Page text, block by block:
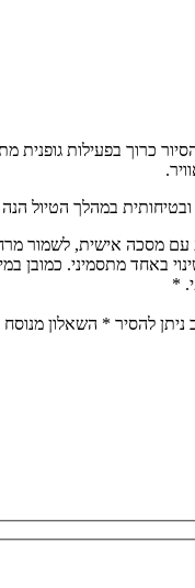
להליכה. הסיור כרוך
במהלך הטיול
באחד מתסמיני.
*
להסיר * השאלון